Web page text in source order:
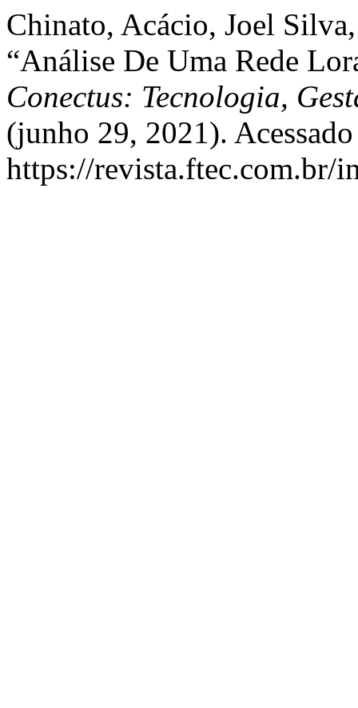
Chinato, Acácio, Joel
“Análise De Uma Rede
Conectus: Tecnologia,
(junho 29, 2021).
https://revista.ftec.com.br/